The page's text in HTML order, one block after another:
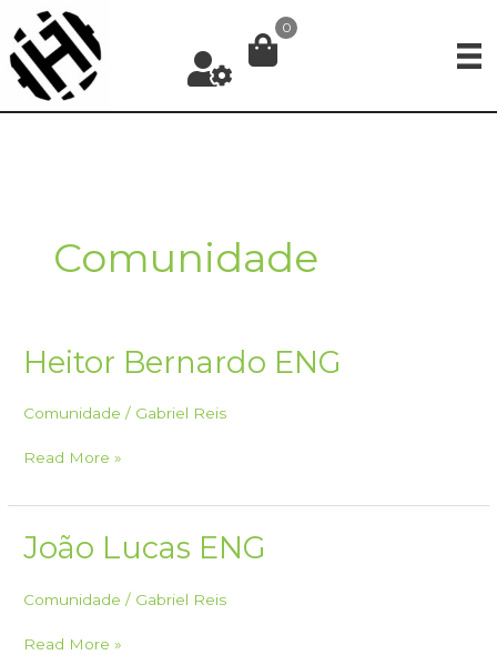
para
conteúdo
0
Comunidade
Heitor Bernardo ENG
Comunidade / Gabriel Reis
Heitor
ENG
Read More »
João Lucas ENG
Comunidade / Gabriel Reis
João
Read More »